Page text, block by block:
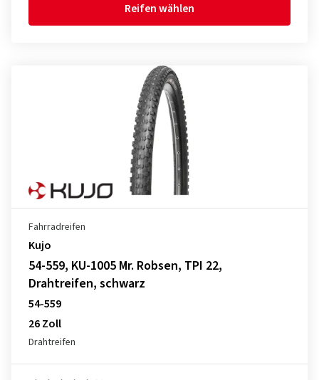
Reifen wählen
Fahrradreifen
Kujo
54-559, KU-1005 Mr. Robsen, TPI 22,
Drahtreifen, schwarz
54-559
26 Zoll
Drahtreifen